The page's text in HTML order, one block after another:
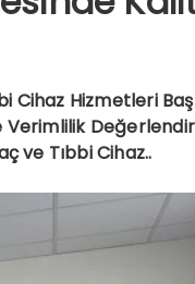
Cihaz Hizmetleri
Verimlilik
ve Tıbbi Cihaz..